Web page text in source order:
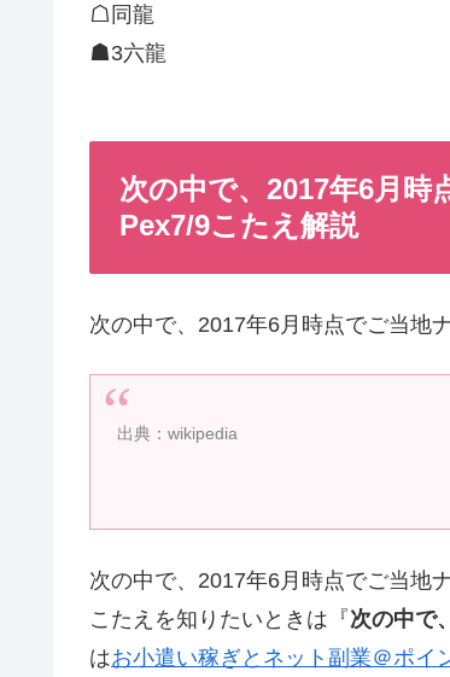
☖同龍
☗3六龍
次の中で、2017年6月時
Pex7/9こたえ解説
次の中で、2017年6月時点でご当地
出典：wikipedia
次の中で、2017年6月時点でご当地
こたえを知りたいときは『次の中で
はお小遣い稼ぎとネット副業＠ポイ